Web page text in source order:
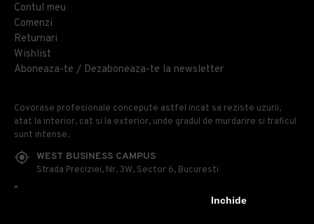
Inchide
Contul meu
Comenzi
Returnari
Wishlist
Aboneaza-te / Dezaboneaza-te la newsletter
Covorase profesionale concepute astfel incat sa reziste uzurii,
atat la interior, cat si la exterior, unde gradul de murdarire si traficul
sunt intense.
WEST BUSINESS CAMPUS
Strada Preciziei, Nr, 3W, Sector 6, Bucuresti